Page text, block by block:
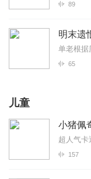
89
明末遗
单老根据
65
儿童
小猪佩
超人气卡
157